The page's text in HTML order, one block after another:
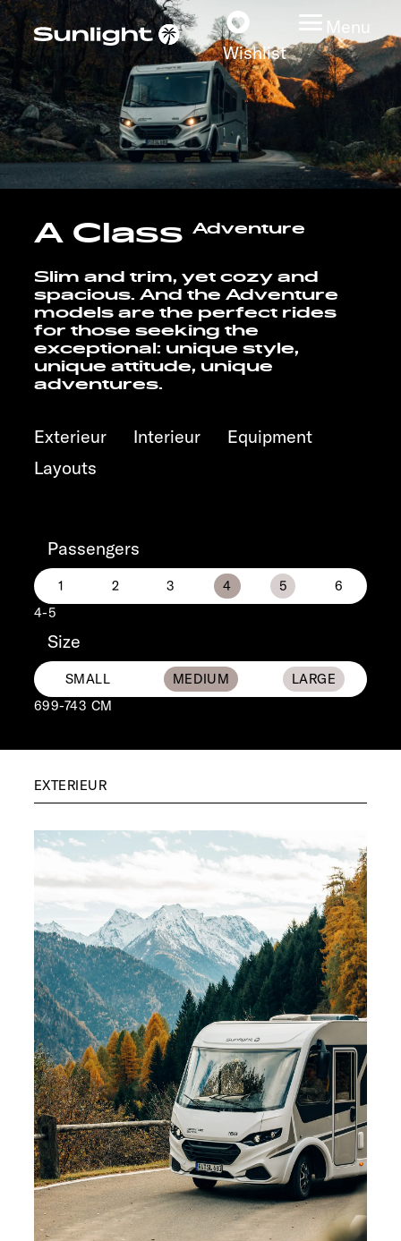
Wishlist
Menu
Models
Dealerslocator
Explore
Service
A Class Adventure
Slim and trim, yet cozy and
spacious. And the Adventure
models are the perfect rides
for those seeking the
exceptional: unique style,
unique attitude, unique
adventures.
Exterieur Interieur
Equipment
Layouts
Passengers
4-5
Size
699-743 CM
EXTERIEUR